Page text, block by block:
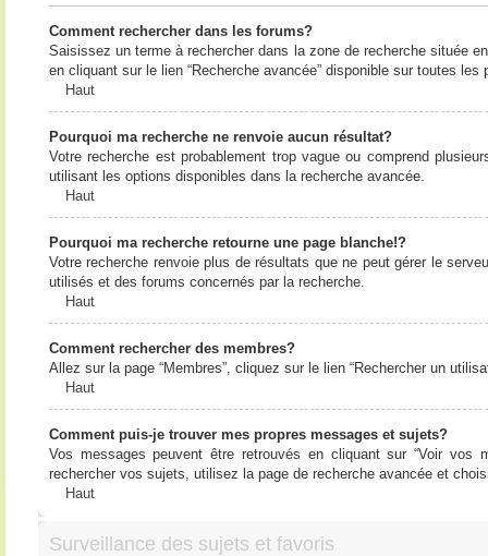
Comment rechercher dans les forums?
Saisissez un terme à rechercher dans la zone de recherche située
en cliquant sur le lien “Recherche avancée” disponible sur toutes
Haut
Pourquoi ma recherche ne renvoie aucun résultat?
Votre recherche est probablement trop vague ou comprend
utilisant les options disponibles dans la recherche avancée.
Haut
Pourquoi ma recherche retourne une page blanche!?
Votre recherche renvoie plus de résultats que ne peut gérer le
utilisés et des forums concernés par la recherche.
Haut
Comment rechercher des membres?
Allez sur la page “Membres”, cliquez sur le lien “Rechercher un
Haut
Comment puis-je trouver mes propres messages et sujets?
Vos messages peuvent être retrouvés en cliquant sur “Voir vos
rechercher vos sujets, utilisez la page de recherche avancée et
Haut
Surveillance des sujets et favoris